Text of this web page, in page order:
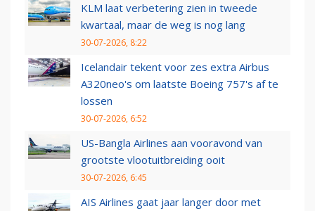
KLM laat verbetering zien in tweede
kwartaal, maar de weg is nog lang
30-07-2026, 8:22
Icelandair tekent voor zes extra Airbus
A320neo's om laatste Boeing 757's af te
lossen
30-07-2026, 6:52
US-Bangla Airlines aan vooravond van
grootste vlootuitbreiding ooit
30-07-2026, 6:45
AIS Airlines gaat jaar langer door met